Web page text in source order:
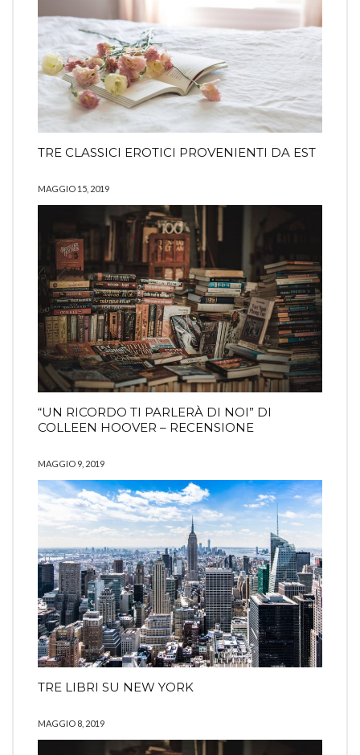
TRE CLASSICI EROTICI PROVENIENTI DA EST
MAGGIO 15, 2019
“UN RICORDO TI PARLERÀ DI NOI” DI
COLLEEN HOOVER – RECENSIONE
MAGGIO 9, 2019
TRE LIBRI SU NEW YORK
MAGGIO 8, 2019